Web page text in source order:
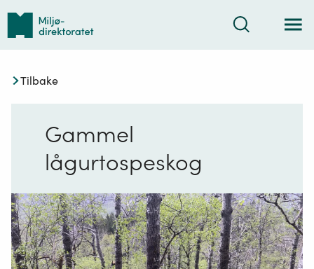
Tilbake
forsiden
Søk
Tilbake
Gammel
lågurtospeskog